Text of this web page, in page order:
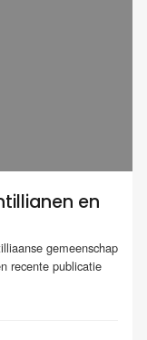
en
gemeenschap
recente publicatie